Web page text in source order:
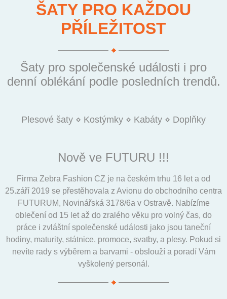
ŠATY PRO KAŽDOU
PŘÍLEŽITOST
Šaty pro společenské události i pro
denní oblékání podle posledních trendů.
Nově ve FUTURU !!!
Firma Zebra Fashion CZ je na českém trhu 16 let a od
25.září 2019 se přestěhovala z Avionu do obchodního centra
FUTURUM, Novinářská 3178/6a v Ostravě. Nabízíme
oblečení od 15 let až do zralého věku pro volný čas, do
práce i zvláštní společenské události jako jsou taneční
hodiny, maturity, státnice, promoce, svatby, a plesy. Pokud si
nevíte rady s výběrem a barvami - obslouží a poradí Vám
vyškolený personál.